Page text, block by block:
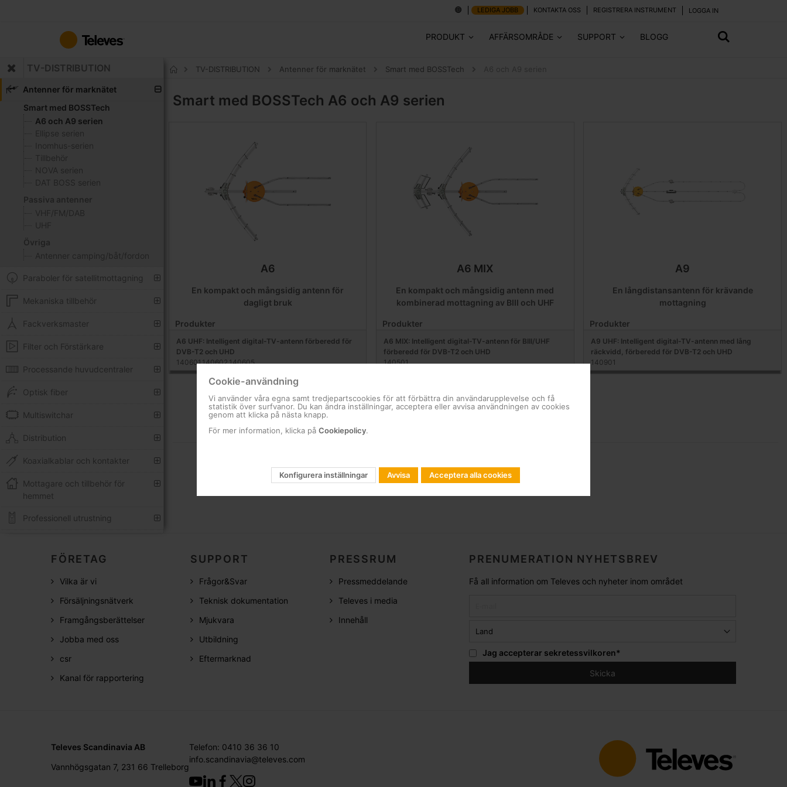
innehållet
LEDIGA JOBB KONTAKTA OSS REGISTRERA INSTRUMENT LOGGA IN
PRODUKT AFFÄRSOMRÅDE SUPPORT BLOGG
TV-DISTRIBUTION
Antenner för marknätet
Smart med BOSSTech
A6 och A9 serien
Ellipse serien
Inomhus-serien
Tillbehör
NOVA serien
DAT BOSS serien
Passiva antenner
VHF/FM/DAB
UHF
Övriga
Antenner camping/båt/fordon
Paraboler för satellitmottagning
Mekaniska tillbehör
Fackverksmaster
Filter och Förstärkare
Processande huvudcentraler
Optisk fiber
Multiswitchar
Distribution
Koaxialkablar och kontakter
Mottagare och tillbehör för
hemmet
Professionell utrustning
TV-DISTRIBUTION Antenner för marknätet Smart med BOSSTech
Smart med BOSSTech A6 och A9 serien
A6
En kompakt och mångsidig antenn för
dagligt bruk
Produkter
A6 UHF: Intelligent digital-TV-antenn förberedd för
DVB-T2 och UHD
140601,140602,140605
A6 MIX
En kompakt och mångsidig antenn med
kombinerad mottagning av BIII och UHF
Produkter
A6 MIX: Intelligent digital-TV-antenn för BIII/UHF
förberedd för DVB-T2 och UHD
140501
A9
En långdistansantenn för krävande
mottagning
Produkter
A9 UHF: Intelligent digital-TV-antenn med lång
räckvidd, förberedd för DVB-T2 och UHD
140901
FÖRETAG
Vilka är vi
Försäljningsnätverk
Framgångsberättelser
Jobba med oss
csr
Kanal för rapportering
SUPPORT
Frågor&Svar
Teknisk dokumentation
Mjukvara
Utbildning
Eftermarknad
PRESSRUM
Pressmeddelande
Televes i media
Innehåll
PRENUMERATION NYHETSBREV
Få all information om Televes och nyheter inom området
Jag accepterar sekretessvilkoren*
Televes Scandinavia AB
Vannhögsgatan 7, 231 66 Trelleborg
Telefon: 0410 36 36 10
info.scandinavia@televes.com
Cookie-användning
Vi använder våra egna samt tredjepartscookies för att förbättra din användarupplevelse och få
statistik över surfvanor. Du kan ändra inställningar, acceptera eller avvisa användningen av cookies
genom att klicka på nästa knapp.
För mer information, klicka på Cookiepolicy.
Konfigurera inställningar Avvisa Acceptera alla cookies